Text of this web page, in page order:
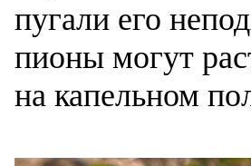
пугали его
пионы могут
на капельном